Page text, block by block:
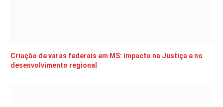
Criação de varas federais em MS: impacto na Justiça e no
desenvolvimento regional